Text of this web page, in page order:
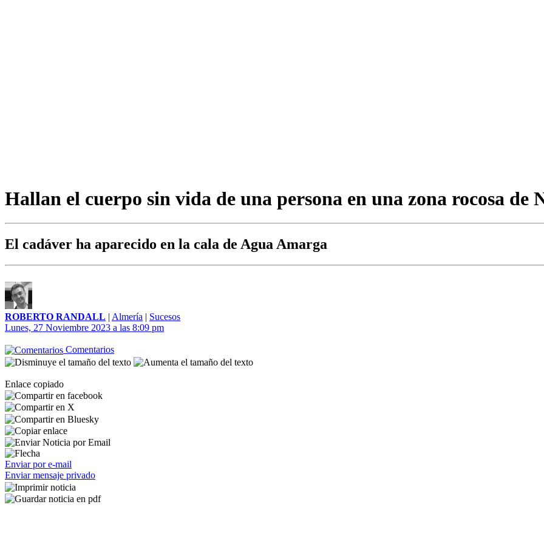
Hallan el cuerpo sin vida de una persona en una zona rocosa de
El cadáver ha aparecido en la cala de Agua Amarga
ROBERTO RANDALL | Almería | Sucesos
Lunes, 27 Noviembre 2023 a las 8:09 pm
Comentarios
Enlace copiado
Enviar por e-mail
Enviar mensaje privado